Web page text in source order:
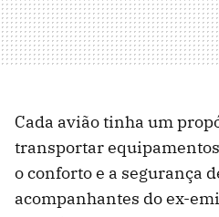
Cada avião tinha um
transportar
o conforto e a segurança
acompanhantes do ex-